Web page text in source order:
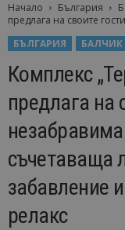
Начало България
предлага на своите
БЪЛГАРИЯ
БАЛЧИК
Комплекс
предлага на
съчетаваща
забавление
релакс